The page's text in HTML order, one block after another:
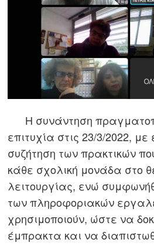
Η συνάντηση
επιτυχία στις 23/3/2022, με
συζήτηση των πρακτικών
κάθε σχολική μονάδα στο
λειτουργίας, ενώ
των πληροφοριακών
χρησιμοποιούν, ώστε να
έμπρακτα και να